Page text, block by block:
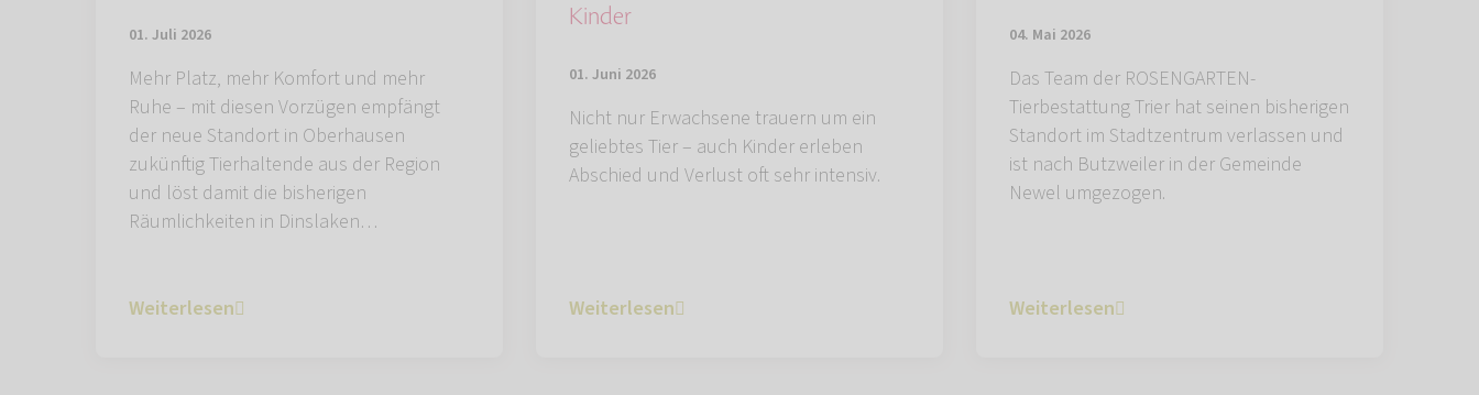
01. Juli 2026
Mehr Platz, mehr Komfort und mehr
Ruhe – mit diesen Vorzügen empfängt
der neue Standort in Oberhausen
zukünftig Tierhaltende aus der Region
und löst damit die bisherigen
Räumlichkeiten in Dinslaken…
Weiterlesen
Kinder
01. Juni 2026
Nicht nur Erwachsene trauern um ein
geliebtes Tier – auch Kinder erleben
Abschied und Verlust oft sehr intensiv.
Weiterlesen
04. Mai 2026
Das Team der ROSENGARTEN-
Tierbestattung Trier hat seinen bisherigen
Standort im Stadtzentrum verlassen und
ist nach Butzweiler in der Gemeinde
Newel umgezogen.
Weiterlesen